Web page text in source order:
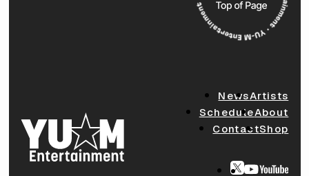
NewsArtists
ScheduleAbout
ContactShop